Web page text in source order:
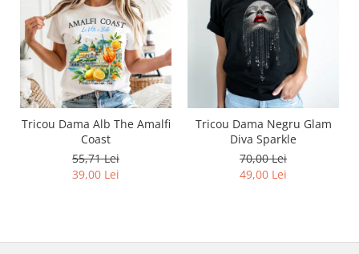
Tricou Dama Alb The Amalfi
Coast
55,71 Lei
39,00 Lei
Tricou Dama Negru Glam
Diva Sparkle
70,00 Lei
49,00 Lei